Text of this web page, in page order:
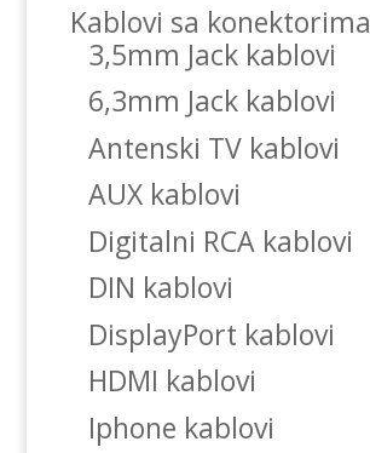
Kablovi sa konektorima
3,5mm Jack kablovi
6,3mm Jack kablovi
Antenski TV kablovi
AUX kablovi
Digitalni RCA kablovi
DIN kablovi
DisplayPort kablovi
HDMI kablovi
Iphone kablovi